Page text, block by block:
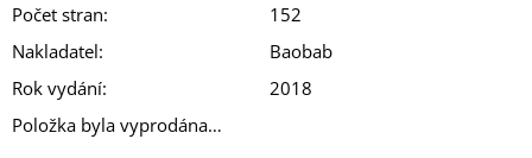
Počet stran:
152
Nakladatel:
Baobab
Rok vydání:
2018
Položka byla vyprodána…